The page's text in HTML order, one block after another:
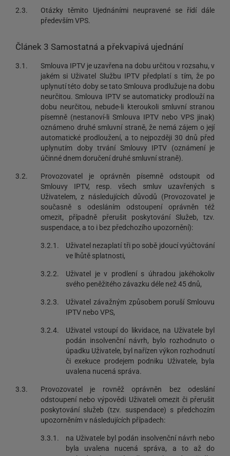
2.3.
Otázky těmito Ujednáními neupravené se řídí dále
především VPS.
Článek 3 Samostatná a překvapivá ujednání
3.1.
Smlouva IPTV je uzavřena na dobu určitou v rozsahu, v
jakém si Uživatel Službu IPTV předplatí s tím, že po
uplynutí této doby se tato Smlouva prodlužuje na dobu
neurčitou. Smlouva IPTV se automaticky prodlouží na
dobu neurčitou, nebude-li kteroukoli smluvní stranou
písemně (nestanoví-li Smlouva IPTV nebo VPS jinak)
oznámeno druhé smluvní straně, že nemá zájem o její
automatické prodloužení, a to nejpozději 30 dnů před
uplynutím doby trvání Smlouvy IPTV (oznámení je
účinné dnem doručení druhé smluvní straně).
3.2.
Provozovatel je oprávněn písemně odstoupit od
Smlouvy IPTV, resp. všech smluv uzavřených s
Uživatelem, z následujících důvodů (Provozovatel je
současně s odesláním odstoupení oprávněn též
omezit, případně přerušit poskytování Služeb, tzv.
suspendace, a to i bez předchozího upozornění):
3.2.1.
Uživatel nezaplatí tři po sobě jdoucí vyúčtování
ve lhůtě splatnosti,
3.2.2.
Uživatel je v prodlení s úhradou jakéhokoliv
svého peněžitého závazku déle než 45 dnů,
3.2.3.
Uživatel závažným způsobem poruší Smlouvu
IPTV nebo VPS,
3.2.4.
Uživatel vstoupí do likvidace, na Uživatele byl
podán insolvenční návrh, bylo rozhodnuto o
úpadku Uživatele, byl nařízen výkon rozhodnutí
či exekuce prodejem podniku Uživatele, byla
uvalena nucená správa.
3.3.
Provozovatel je rovněž oprávněn bez odeslání
odstoupení nebo výpovědi Uživateli omezit či přerušit
poskytování služeb (tzv. suspendace) s předchozím
upozorněním v následujících případech:
3.3.1.
na Uživatele byl podán insolvenční návrh nebo
byla uvalena nucená správa, a to až do